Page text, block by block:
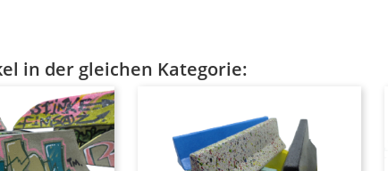
in der gleichen Kategorie: